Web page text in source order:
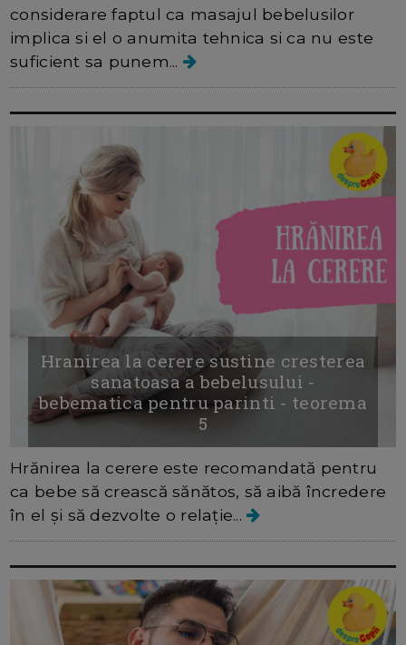
considerare faptul ca masajul bebelusilor
implica si el o anumita tehnica si ca nu este
suficient sa punem...
Hranirea la cerere sustine cresterea
sanatoasa a bebelusului -
bebematica pentru parinti - teorema
5
Hrănirea la cerere este recomandată pentru
ca bebe să crească sănătos, să aibă încredere
în el și să dezvolte o relație...